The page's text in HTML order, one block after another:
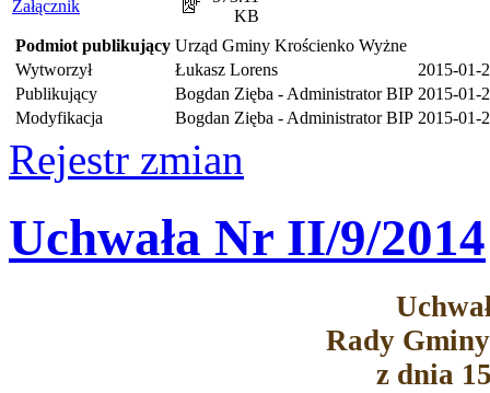
Załącznik
KB
Podmiot publikujący Urząd Gminy Krościenko Wyżne
Wytworzył
Łukasz Lorens
2015-01-
Publikujący
Bogdan Zięba - Administrator BIP 2015-01-
Modyfikacja
Bogdan Zięba - Administrator BIP 2015-01-
Rejestr zmian
Uchwała Nr II/9/2014
Rady
z dnia